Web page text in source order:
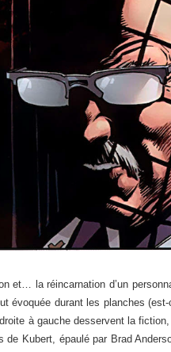
et… la réincarnation d’un
évoquée durant les planches
à gauche desservent la
Kubert, épaulé par Brad